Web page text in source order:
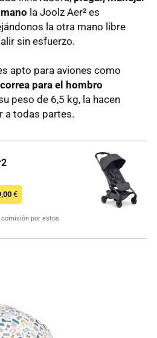
la Joolz Aer² es
la otra mano libre
sin esfuerzo.
apto para aviones como
correa para el hombro
peso de 6,5 kg, la hacen
a todas partes.
€
comisión por estos